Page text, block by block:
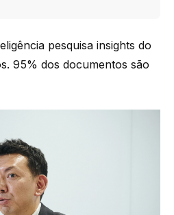
pesquisa insights do
95% dos documentos são